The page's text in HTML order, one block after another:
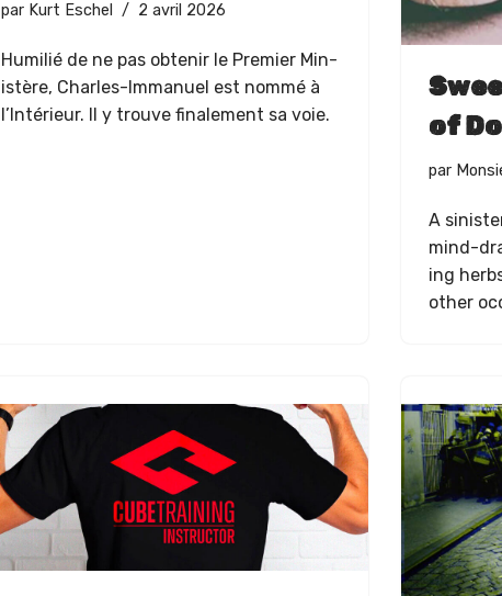
par Kurt Eschel 2 avril 2026
Humil­ié de ne pas obtenir le Pre­mier Min­
istère, Charles-Immanuel est nom­mé à
l’Intérieur. Il y trou­ve finale­ment sa voie.
of
par
A
mind-
ing
oth­er